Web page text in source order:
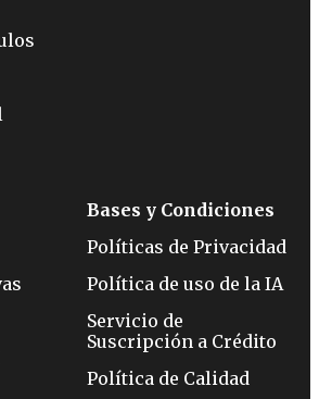
Bases y Condiciones
Políticas de Privacidad
Política de uso de la IA
Servicio de
Suscripción a Crédito
Política de Calidad